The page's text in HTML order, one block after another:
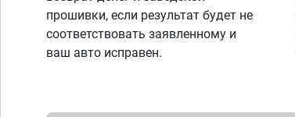
прошивки, если результат будет не
соответствовать заявленному и
ваш авто исправен.